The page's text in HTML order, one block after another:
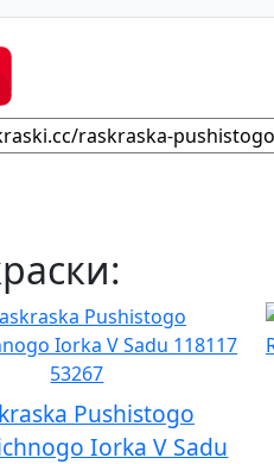
Pushistogo
Iorka V Sadu